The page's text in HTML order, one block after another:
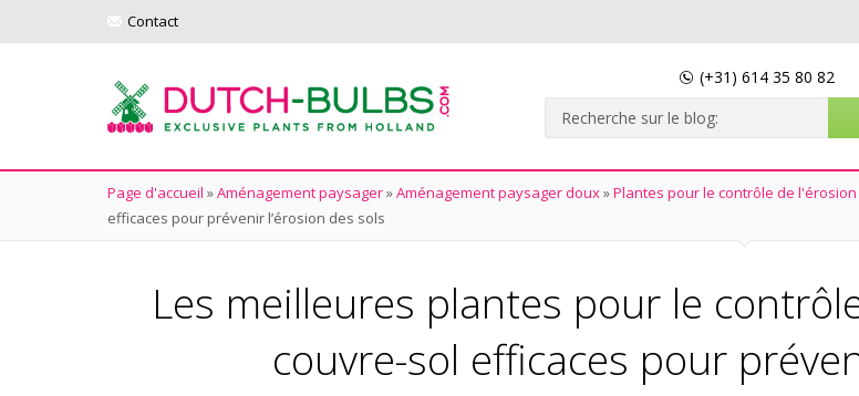
Contact
(+31) 614 35 80 82
Page d'accueil »Aménagement paysager»Aménagement paysager doux»Plantes pour le contrôle de l'érosion
efficaces pour prévenir l’érosion des sols
Les meilleures plantes pour le
couvre-sol efficaces pour